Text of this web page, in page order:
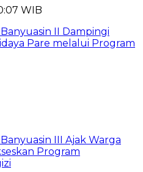
WIB
II Dampingi
Pare melalui Program
III Ajak Warga
Program